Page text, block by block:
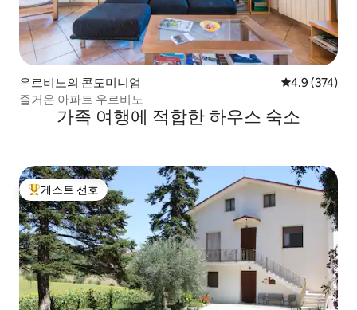
우르비노의 콘도미니엄 평점 4.9점(5
4.9 (374)
즐거운 아파트 우르비노
가족 여행에 적합한 하우스 숙소
상위 게스트 선호
게스트 선호